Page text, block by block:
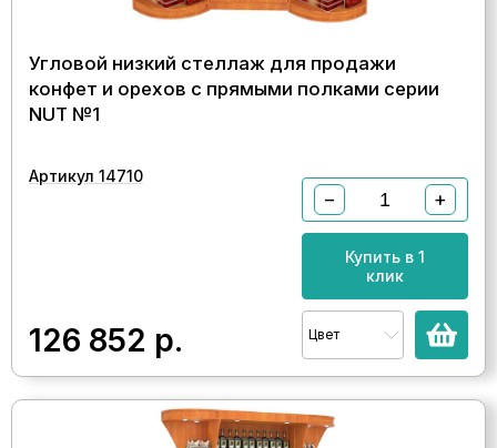
Угловой низкий стеллаж для продажи
конфет и орехов с прямыми полками серии
NUT №1
Артикул 14710
126 852 р.
− +
Купить в 1
клик
Цвет